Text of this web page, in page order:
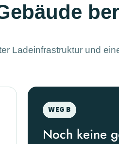
Ladeinfrastruktur und
WEG B
Noch keine